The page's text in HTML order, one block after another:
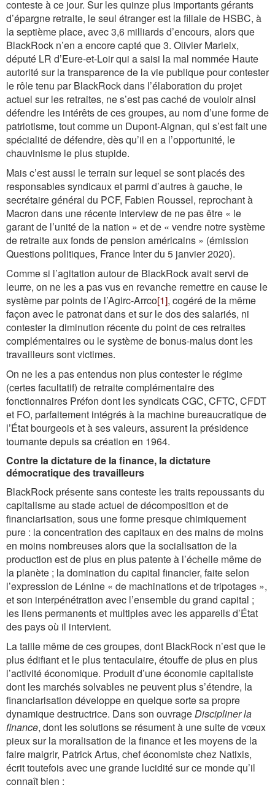
conteste à ce jour. Sur les quinze plus importants gérants
d’épargne retraite, le seul étranger est la filiale de HSBC, à
la septième place, avec 3,6 milliards d’encours, alors que
BlackRock n’en a encore capté que 3. Olivier Marleix,
député LR d’Eure-et-Loir qui a saisi la mal nommée Haute
autorité sur la transparence de la vie publique pour contester
le rôle tenu par BlackRock dans l’élaboration du projet
actuel sur les retraites, ne s’est pas caché de vouloir ainsi
défendre les intérêts de ces groupes, au nom d’une forme de
patriotisme, tout comme un Dupont-Aignan, qui s’est fait une
spécialité de défendre, dès qu’il en a l’opportunité, le
chauvinisme le plus stupide.
Mais c’est aussi le terrain sur lequel se sont placés des
responsables syndicaux et parmi d’autres à gauche, le
secrétaire général du PCF, Fabien Roussel, reprochant à
Macron dans une récente interview de ne pas être « le
garant de l’unité de la nation » et de « vendre notre système
de retraite aux fonds de pension américains » (émission
Questions politiques, France Inter du 5 janvier 2020).
Comme si l’agitation autour de BlackRock avait servi de
leurre, on ne les a pas vus en revanche remettre en cause le
système par points de l’Agirc-Arrco[1], cogéré de la même
façon avec le patronat dans et sur le dos des salariés, ni
contester la diminution récente du point de ces retraites
complémentaires ou le système de bonus-malus dont les
travailleurs sont victimes.
On ne les a pas entendus non plus contester le régime
(certes facultatif) de retraite complémentaire des
fonctionnaires Préfon dont les syndicats CGC, CFTC, CFDT
et FO, parfaitement intégrés à la machine bureaucratique de
l’État bourgeois et à ses valeurs, assurent la présidence
tournante depuis sa création en 1964.
Contre la dictature de la finance, la dictature
démocratique des travailleurs
BlackRock présente sans conteste les traits repoussants du
capitalisme au stade actuel de décomposition et de
financiarisation, sous une forme presque chimiquement
pure : la concentration des capitaux en des mains de moins
en moins nombreuses alors que la socialisation de la
production est de plus en plus patente à l’échelle même de
la planète ; la domination du capital financier, faite selon
l’expression de Lénine « de machinations et de tripotages »,
et son interpénétration avec l’ensemble du grand capital ;
les liens permanents et multiples avec les appareils d’État
des pays où il intervient.
La taille même de ces groupes, dont BlackRock n’est que le
plus édifiant et le plus tentaculaire, étouffe de plus en plus
l’activité économique. Produit d’une économie capitaliste
dont les marchés solvables ne peuvent plus s’étendre, la
financiarisation développe en quelque sorte sa propre
dynamique destructrice. Dans son ouvrageDiscipliner la
finance, dont les solutions se résument à une suite de vœux
pieux sur la moralisation de la finance et les moyens de la
faire maigrir, Patrick Artus, chef économiste chez Natixis,
écrit toutefois avec une grande lucidité sur ce monde qu’il
connaît bien :